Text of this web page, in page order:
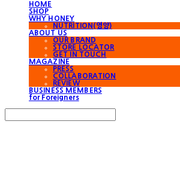
HOME
SHOP
WHY HONEY
NUTRITION(영양)
ABOUT US
OUR BRAND
STORE LOCATOR
GET IN TOUCH
MAGAZINE
PRESS
COLLABORATION
REVIEW
BUSINESS MEMBERS
for Foreigners